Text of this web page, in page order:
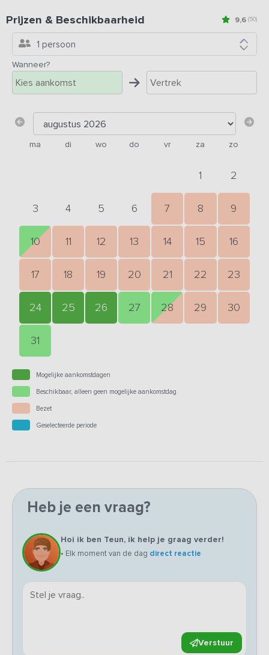
9,6 (50)
Prijzen & Beschikbaarheid
1 persoon
Wanneer?
ma di wo do vr za zo
1 2
3 4 5 6 7 8 9
10 11 12 13 14 15 16
17 18 19 20 21 22 23
24 25 26 27 28 29 30
31
Mogelijke aankomstdagen
Beschikbaar, alleen geen mogelijke aankomstdag
Bezet
Geselecteerde periode
Heb je een vraag?
Hoi ik ben Teun, ik help je graag verder!
• Elk moment van de dag direct reactie
Verstuur